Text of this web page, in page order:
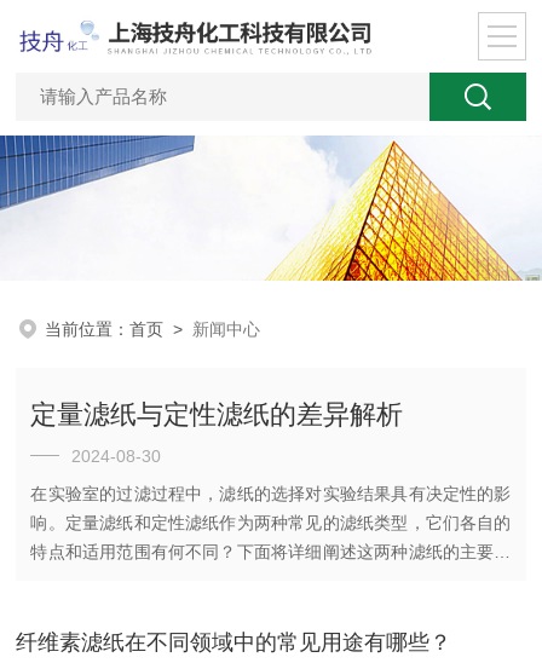
当前位置：首页 > 新闻中心
定量滤纸与定性滤纸的差异解析
2024-08-30
在实验室的过滤过程中，滤纸的选择对实验结果具有决定性的影
响。定量滤纸和定性滤纸作为两种常见的滤纸类型，它们各自的
特点和适用范围有何不同？下面将详细阐述这两种滤纸的主要差
纤维素滤纸在不同领域中的常见用途有哪些？